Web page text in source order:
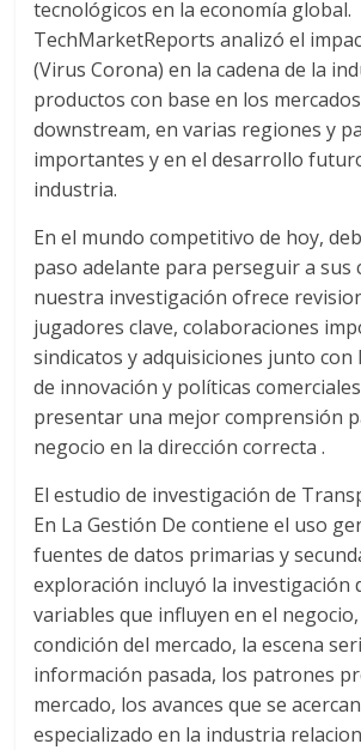
s
y
M
a
q
u
n
a
r
tecnológicos en la economía global.
TechMarketReports analizó el
(Virus Corona) en la cadena de la
productos con base en los
downstream, en varias regiones y
importantes y en el desarrollo
industria.
En el mundo competitivo de hoy,
paso adelante para perseguir a sus
nuestra investigación ofrece
jugadores clave, colaboraciones
sindicatos y adquisiciones junto con
de innovación y políticas
presentar una mejor comprensión
negocio en la dirección correcta .
El estudio de investigación de
En La Gestión De contiene el uso
fuentes de datos primarias y
exploración incluyó la investigación
variables que influyen en el
condición del mercado, la escena
información pasada, los patrones
mercado, los avances que se
especializado en la industria